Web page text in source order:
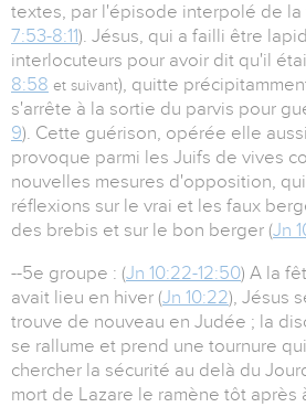
textes, par l'épisode interpolé de la
7:53-8:11). Jésus, qui a failli être
interlocuteurs pour avoir dit qu'il
8:58 et suivant), quitte
s'arrête à la sortie du parvis pour
9). Cette guérison, opérée elle
provoque parmi les Juifs de vives
nouvelles mesures d'opposition,
réflexions sur le vrai et les faux
des brebis et sur le bon berger (Jn
--5e groupe : (Jn 10:22-12:50) A la
avait lieu en hiver (Jn 10:22), Jésus
trouve de nouveau en Judée ; la
se rallume et prend une tournure
chercher la sécurité au delà du
mort de Lazare le ramène tôt après